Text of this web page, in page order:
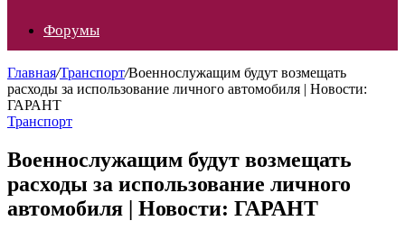
Форумы
Главная/Транспорт/Военнослужащим будут возмещать
расходы за использование личного автомобиля | Новости:
ГАРАНТ
Транспорт
Военнослужащим будут возмещать
расходы за использование личного
автомобиля | Новости: ГАРАНТ